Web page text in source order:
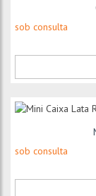
sob consulta
sob consulta